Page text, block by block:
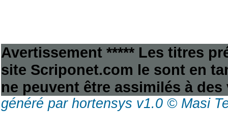
Avertissement ***** Les titres
site Scriponet.com le sont en
ne peuvent être assimilés à
généré par hortensys v1.0 © Masi